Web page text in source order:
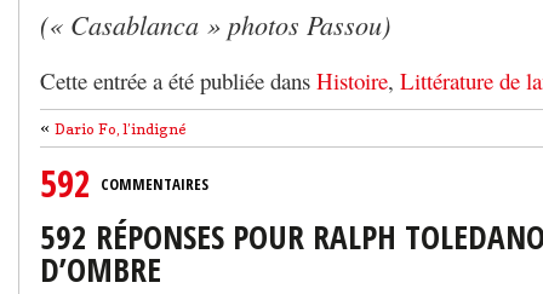
(« Casablanca » photos Passou)
Cette entrée a été publiée dans Histoire, Littérature de
« Dario Fo, l’indigné
592 COMMENTAIRES
592 RÉPONSES POUR RALPH
D’OMBRE